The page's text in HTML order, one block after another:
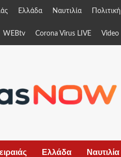
Ελλάδα Ναυτιλία Πολιτική
WEBtv Corona Virus LIVE Video
Ελλάδα Ναυτιλία